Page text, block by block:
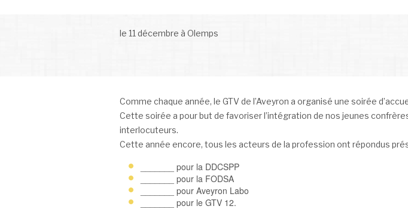
le 11 décembre à Olemps
Comme chaque année, le GTV de l’Aveyron a organisé une soirée
Cette soirée a pour but de favoriser l’intégration de nos jeunes
interlocuteurs.
Cette année encore, tous les acteurs de la profession ont répondus
_______ pour la DDCSPP
_______ pour la FODSA
_______ pour Aveyron Labo
_______ pour le GTV 12.